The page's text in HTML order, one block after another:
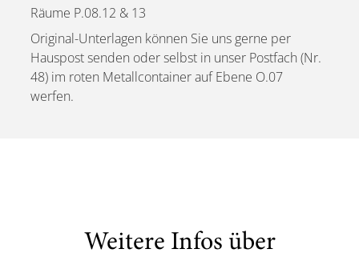
Räume P.08.12 & 13
Original-Unterlagen können Sie uns gerne per
Hauspost senden oder selbst in unser Postfach (Nr.
48) im roten Metallcontainer auf Ebene O.07
werfen.
Weitere Infos über